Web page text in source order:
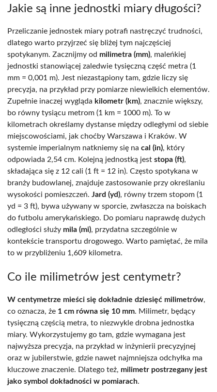
Jakie są inne jednostki miary długości?
Przeliczanie jednostek miary potrafi nastręczyć trudności,
dlatego warto przyjrzeć się bliżej tym najczęściej
spotykanym. Zacznijmy od milimetra (mm), maleńkiej
jednostki stanowiącej zaledwie tysięczną część metra (1
mm = 0,001 m). Jest niezastąpiony tam, gdzie liczy się
precyzja, na przykład przy pomiarze niewielkich elementów.
Zupełnie inaczej wygląda kilometr (km), znacznie większy,
bo równy tysiącu metrom (1 km = 1000 m). To w
kilometrach określamy dystanse między odległymi od siebie
miejscowościami, jak choćby Warszawa i Kraków. W
systemie imperialnym natkniemy się na cal (in), który
odpowiada 2,54 cm. Kolejną jednostką jest stopa (ft),
składająca się z 12 cali (1 ft = 12 in). Często spotykana w
branży budowlanej, znajduje zastosowanie przy określaniu
wysokości pomieszczeń. Jard (yd), równy trzem stopom (1
yd = 3 ft), bywa używany w sporcie, zwłaszcza na boiskach
do futbolu amerykańskiego. Do pomiaru naprawdę dużych
odległości służy mila (mi), przydatna szczególnie w
kontekście transportu drogowego. Warto pamiętać, że mila
to w przybliżeniu 1,609 kilometra.
Co ile milimetrów jest centymetr?
W centymetrze mieści się dokładnie dziesięć milimetrów,
co oznacza, że 1 cm równa się 10 mm. Milimetr, będący
tysięczną częścią metra, to niezwykle drobna jednostka
miary. Wykorzystujemy go tam, gdzie wymagana jest
najwyższa precyzja, na przykład w inżynierii precyzyjnej
oraz w jubilerstwie, gdzie nawet najmniejsza odchyłka ma
kluczowe znaczenie. Dlatego też, milimetr postrzegany jest
jako symbol dokładności w pomiarach.